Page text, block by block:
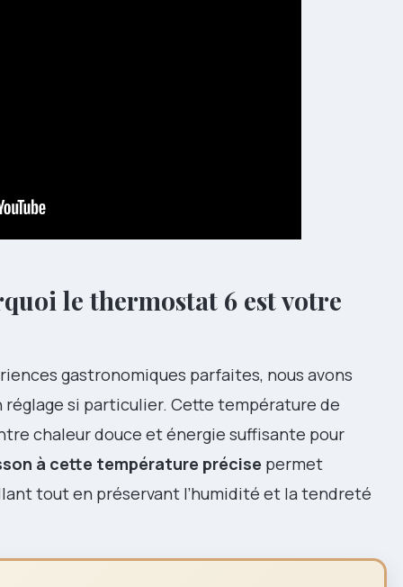
le thermostat 6 est votre
gastronomiques parfaites, nous avons
si particulier. Cette température de
chaleur douce et énergie suffisante pour
à cette température précise permet
tout en préservant l’humidité et la tendreté